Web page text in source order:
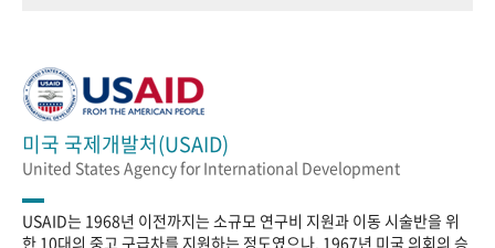
미국 국제개발처(USAID)
United States Agency for International Development
USAID는 1968년 이전까지는 소규모 연구비 지원과 이동 시술반을 위
한 10대의 중고 구급차를 지원하는 정도였으나, 1967년 미국 의회의 승